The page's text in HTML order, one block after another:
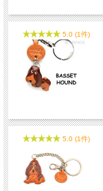
名入れについて
全商品無料で焼きペンで
・メガネ小物スタンドの
・ご注文後の名入れの追
＊詳しくはこちらから
手描きで革を焦がしなが
5.0 (1件)
5.0 (1件)